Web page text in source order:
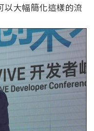
以大幅簡化這樣的流